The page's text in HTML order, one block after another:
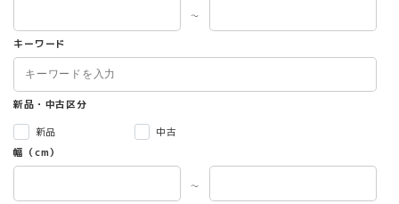
～
キーワード
新品・中古区分
新品
中古
幅（cm）
～